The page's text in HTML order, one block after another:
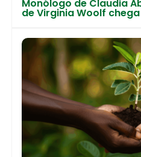
Monólogo de Claudia
de Virginia Woolf